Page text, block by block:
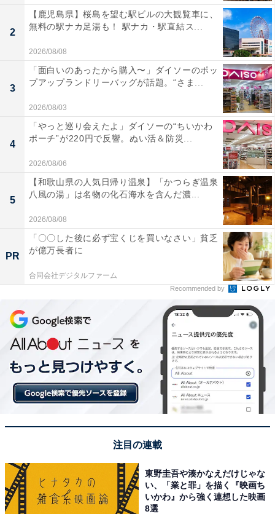
2
【鹿児島県】桜島を望む駅ビルの大観覧車に、
無料の駅ナカ足湯も！ 駅ナカ・駅直結ス...
2026/08/08
3
「面白いのあったから購入〜」ダイソーのポッ
プアップランドリーバッグが話題。“さま...
2026/08/03
4
「やっと巡り会えたよ」ダイソーの“ちいかわ
ポーチ”が220円で反響。ぬい活＆防災...
2026/08/06
5
【和歌山県の人気日帰り温泉】「かつらぎ温泉
八風の湯」は名物の化石海水を含んだ濃...
2026/08/08
PR
「〇〇した後に必ず宝くじを買いなさい」貧乏
が億万長者に
合同会社デジタルファーム
Recommended by
注目の連載
東野圭吾や湊かなえだけじゃな
い、「業と罪」を描く『映画ち
いかわ』から強く連想した映画
8選